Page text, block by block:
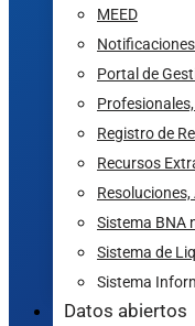
MEED
Portal de
Registro de
Recursos
Sistema BNA
Sistema de
Sistema
Datos abiertos